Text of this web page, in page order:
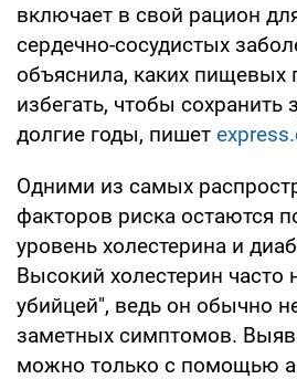
включает в свой рацион
сердечно-сосудистых
объяснила, каких пищевых
избегать, чтобы сохранить
долгие годы, пишет
Одними из самых
факторов риска остаются
уровень холестерина и
Высокий холестерин
убийцей", ведь он обычно
заметных симптомов.
можно только с помощью